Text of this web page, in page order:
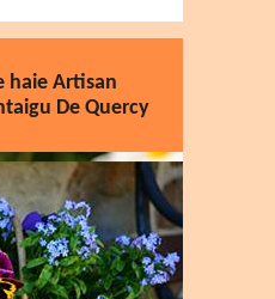
haie Artisan
De Quercy